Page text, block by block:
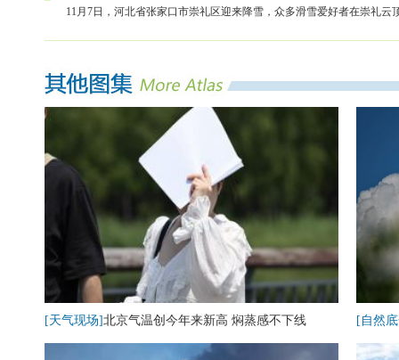
11月7日，河北省张家口市崇礼区迎来降雪，众多滑雪爱好者在崇礼云
[天气现场]北京气温创今年来新高 焖蒸感不下线 [自然